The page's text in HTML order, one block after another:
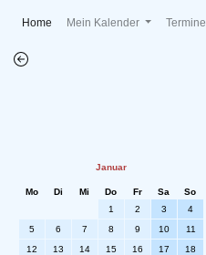
Home (current)
Mein Kalender Termine
Januar
Mo Di Mi Do Fr Sa
So
1
2 3
4
5
6 7 8 9 10
11
12
13 14 15 16 17
18